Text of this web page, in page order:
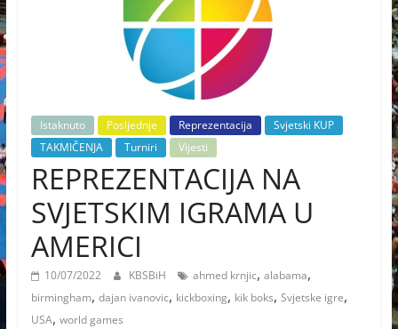
Istaknuto Posljednje Reprezentacija
Svjetski KUP
TAKMIČENJA
Turniri Vijesti
REPREZENTACIJA NA
SVJETSKIM IGRAMA U
AMERICI
10/07/2022 KBSBiH ahmed krnjic, alabama,
birmingham, dajan ivanovic, kickboxing, kik boks, Svjetske igre,
USA, world games